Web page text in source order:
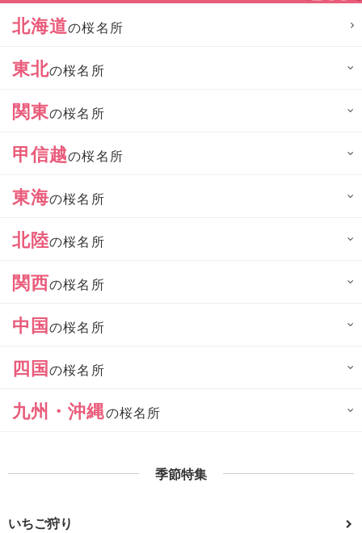
北海道の桜名所
東北の桜名所
関東の桜名所
甲信越の桜名所
東海の桜名所
北陸の桜名所
関西の桜名所
中国の桜名所
四国の桜名所
九州・沖縄の桜名所
季節特集
いちご狩り